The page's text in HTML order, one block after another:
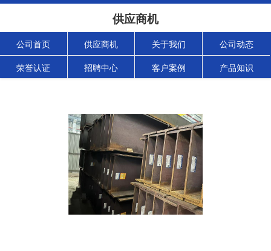
供应商机
公司首页 供应商机 关于我们 公司动态
荣誉认证 招聘中心 客户案例 产品知识